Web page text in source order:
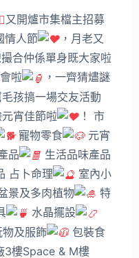
又開爐市集檔主招募
情人節
，月老又
撮合仲係單身既大家啦
啦
，一齊猜燼謎
孩搞一場交友活動
宵佳節啦
！ 市
寵物零食
元宵
品
生活品味產品
占卜命理
室內小
景及多肉植物
特
水晶擺設
及服飾
包裝食
3樓Space & M樓